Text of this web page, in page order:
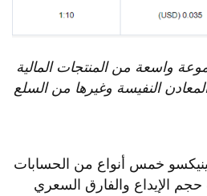
واسعة من المنتجات المالية
النفيسة وغيرها من السلع
خمس أنواع من الحسابات
الإيداع والفارق السعري